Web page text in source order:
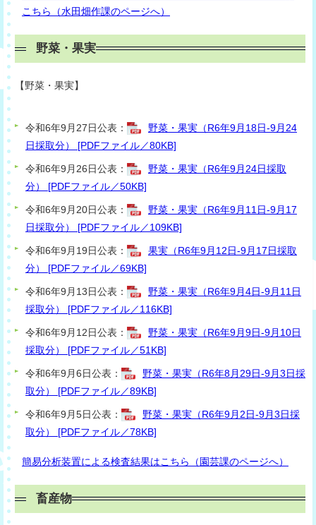
こちら（水田畑作課のページへ）
野菜・果実
【野菜・果実】
令和6年9月27日公表：
野菜・果実（R6年9月18日-9月24
日採取分） [PDFファイル／80KB]
令和6年9月26日公表：
野菜・果実（R6年9月24日採取
分） [PDFファイル／50KB]
令和6年9月20日公表：
野菜・果実（R6年9月11日-9月17
日採取分） [PDFファイル／109KB]
令和6年9月19日公表：
果実（R6年9月12日-9月17日採取
分） [PDFファイル／69KB]
令和6年9月13日公表：
野菜・果実（R6年9月4日-9月11日
採取分） [PDFファイル／116KB]
令和6年9月12日公表：
野菜・果実（R6年9月9日-9月10日
採取分） [PDFファイル／51KB]
令和6年9月6日公表：
野菜・果実（R6年8月29日-9月3日採
取分） [PDFファイル／89KB]
令和6年9月5日公表：
野菜・果実（R6年9月2日-9月3日採
取分） [PDFファイル／78KB]
簡易分析装置による検査結果はこちら（園芸課のページへ）
畜産物